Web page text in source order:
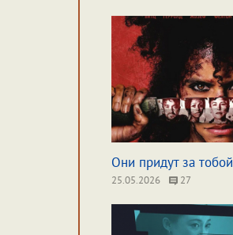
Они придут за тобой
25.05.2026 27